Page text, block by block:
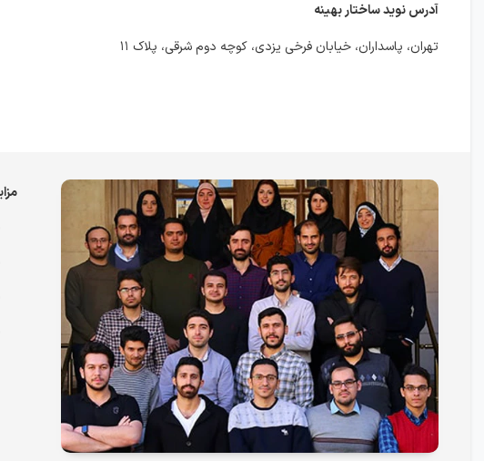
آدرس نوید ساختار بهینه
تهران، پاسداران، خیابان فرخی یزدی، کوچه دوم شرقی، پلاک ۱۱